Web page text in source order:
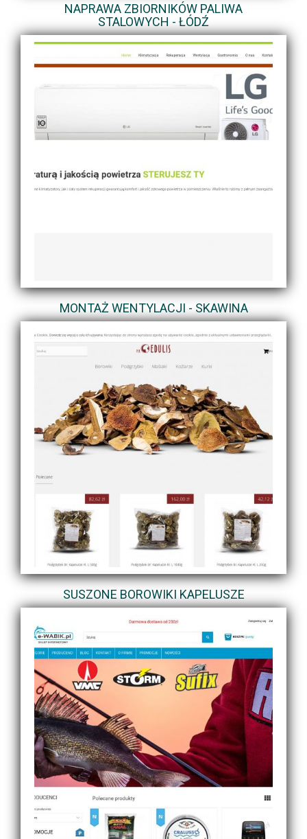
NAPRAWA ZBIORNIKÓW PALIWA
STALOWYCH - ŁÓDŹ
MONTAŻ WENTYLACJI - SKAWINA
SUSZONE BOROWIKI KAPELUSZE